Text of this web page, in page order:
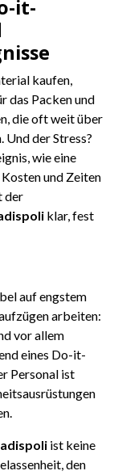
it-
kaufen,
das Packen und
die oft weit über
Und der Stress?
wie eine
und Zeiten
der
klar, fest
auf engstem
arbeiten:
vor allem
eines Do-it-
Personal ist
ist keine
den